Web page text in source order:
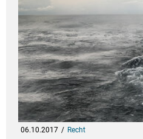
06.10.2017 Recht